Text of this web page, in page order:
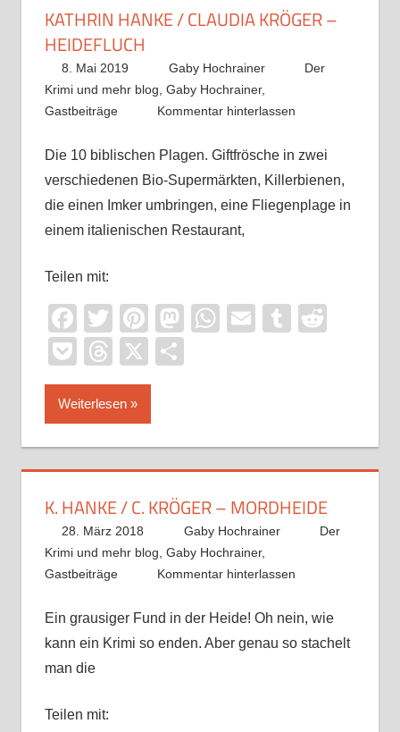
KATHRIN HANKE / CLAUDIA KRÖGER –
HEIDEFLUCH
8. Mai 2019 Gaby Hochrainer
Der
Krimi und mehr blog, Gaby Hochrainer,
Gastbeiträge
Kommentar hinterlassen
Die 10 biblischen Plagen. Giftfrösche in zwei
verschiedenen Bio-Supermärkten, Killerbienen,
die einen Imker umbringen, eine Fliegenplage in
einem italienischen Restaurant,
Teilen mit:
Facebook
TwitterPinterest
Mastodon
WhatsApp
EmailTumblr
PocketThreads
X
Weiterlesen
K. HANKE / C. KRÖGER – MORDHEIDE
28. März 2018 Gaby Hochrainer
Der
Krimi und mehr blog Gaby Hochrainer,
Gastbeiträge
Kommentar hinterlassen
Ein grausiger Fund in der Heide! Oh nein, wie
kann ein Krimi so enden. Aber genau so stachelt
man die
Teilen mit: